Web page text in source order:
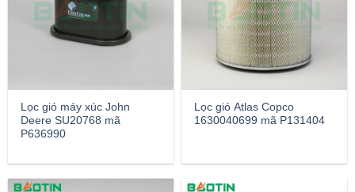
Lọc gió máy xúc John
Deere SU20768 mã
P636990
Lọc gió Atlas Copco
1630040699 mã P131404